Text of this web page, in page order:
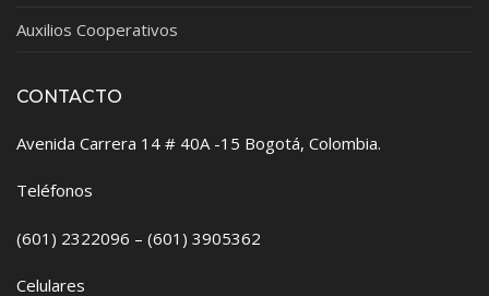
Auxilios Cooperativos
CONTACTO
Avenida Carrera 14 # 40A -15 Bogotá, Colombia.
Teléfonos
(601) 2322096 – (601) 3905362
Celulares